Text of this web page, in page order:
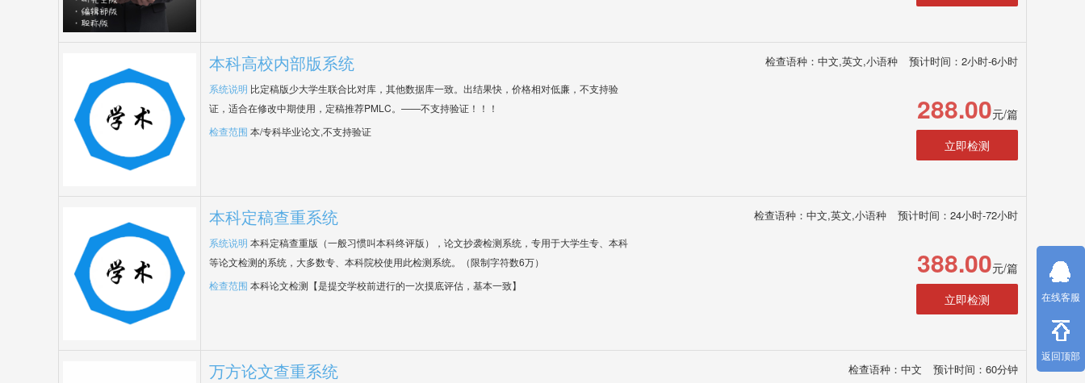
本科高校内部版系统 检查语种：中文,英文,小语种 预计时间：2小时-6小时
系统说明 比定稿版少大学生联合比对库，其他数据库一致。出结果快，价格相对低廉，不支持验
证，适合在修改中期使用，定稿推荐PMLC。——不支持验证！！！
检查范围 本/专科毕业论文,不支持验证
288.00元/篇
立即检测
本科定稿查重系统 检查语种：中文,英文,小语种 预计时间：24小时-72小时
系统说明 本科定稿查重版（一般习惯叫本科终评版），论文抄袭检测系统，专用于大学生专、本科
等论文检测的系统，大多数专、本科院校使用此检测系统。（限制字符数6万）
检查范围 本科论文检测【是提交学校前进行的一次摸底评估，基本一致】
388.00元/篇
立即检测
万方论文查重系统 检查语种：中文 预计时间：60分钟
在线客服
返回顶部